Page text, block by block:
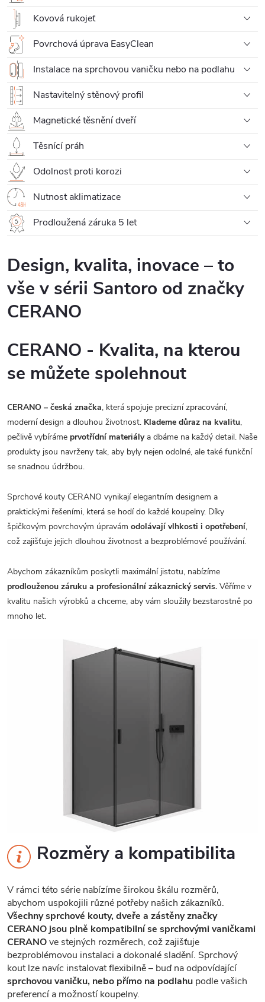
Kovová rukojeť
Povrchová úprava EasyClean
Instalace na sprchovou vaničku nebo na podlahu
Nastavitelný stěnový profil
Magnetické těsnění dveří
Těsnící práh
Odolnost proti korozi
Nutnost aklimatizace
Prodloužená záruka 5 let
Design, kvalita, inovace – to
vše v sérii Santoro od značky
CERANO
CERANO - Kvalita, na kterou
se můžete spolehnout
CERANO – česká značka, která spojuje precizní zpracování,
moderní design a dlouhou životnost. Klademe důraz na kvalitu,
pečlivě vybíráme prvotřídní materiálya dbáme na každý detail. Naše
produkty jsou navrženy tak, aby byly nejen odolné, ale také funkční
se snadnou údržbou.
Sprchové kouty CERANO vynikají elegantním designem a
praktickými řešeními, která se hodí do každé koupelny. Díky
špičkovým povrchovým úpravám odolávají vlhkosti i opotřebení,
což zajišťuje jejich dlouhou životnost a bezproblémové používání.
Abychom zákazníkům poskytli maximální jistotu, nabízíme
prodlouženou záruku a profesionální zákaznický servis. Věříme v
kvalitu našich výrobků a chceme, aby vám sloužily bezstarostně po
mnoho let.
Rozměry a kompatibilita
V rámci této série nabízíme širokou škálu rozměrů,
abychom uspokojili různé potřeby našich zákazníků.
Všechny sprchové kouty, dveře a zástěny značky
CERANO jsou plně kompatibilní se sprchovými vaničkami
CERANOve stejných rozměrech, což zajišťuje
bezproblémovou instalaci a dokonalé sladění. Sprchový
kout lze navíc instalovat flexibilně – buď na odpovídající
sprchovou vaničku, nebo přímo na podlahu podle vašich
preferencí a možností koupelny.